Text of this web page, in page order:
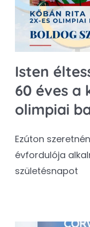
Isten
60 éves a
olimpiai
Ezúton
évfordulója
születésnapot